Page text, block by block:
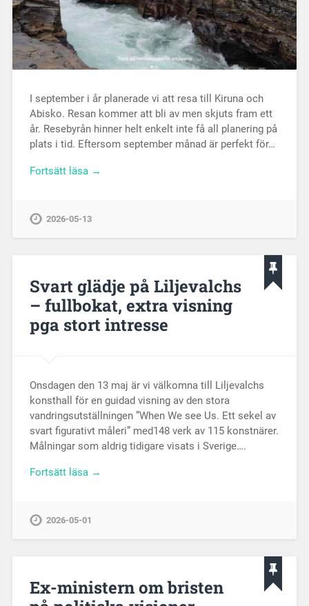
I september i år planerade vi att resa till Kiruna och
Abisko. Resan kommer att bli av men skjuts fram ett
år. Resebyrån hinner helt enkelt inte få all planering på
plats i tid. Eftersom september månad är perfekt för…
Fortsätt läsa →
2026-05-13
Svart glädje på Liljevalchs
– fullbokat, extra visning
pga stort intresse
Onsdagen den 13 maj är vi välkomna till Liljevalchs
konsthall för en guidad visning av den stora
vandringsutställningen ”When We see Us. Ett sekel av
svart figurativt måleri” med148 verk av 115 konstnärer.
Målningar som aldrig tidigare visats i Sverige….
Fortsätt läsa →
2026-05-01
Ex-ministern om bristen